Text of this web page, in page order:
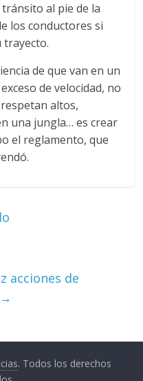
al pie de la
los conductores si
trayecto.
de que van en un
de velocidad, no
altos,
una jungla… es crear
el reglamento, que
acciones de
→
. Todos los derechos